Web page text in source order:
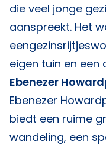
die veel jonge
aanspreekt. Het
eigen tuin en een
Ebenezer
Ebenezer
biedt een ruime
wandeling, een